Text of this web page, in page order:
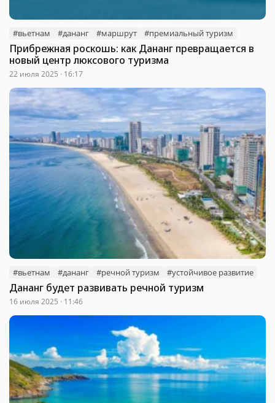
#вьетнам #дананг #маршрут #премиальный туризм
Прибрежная роскошь: как Дананг превращается в
новый центр люксового туризма
22 июля 2025 · 16:17
#вьетнам #дананг #речной туризм #устойчивое развитие
Дананг будет развивать речной туризм
16 июля 2025 · 11:46